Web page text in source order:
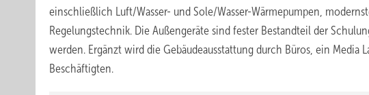
einschließlich Luft/Wasser- und Sole/Wasser-Wärmepumpen,
Regelungstechnik. Die Außengeräte sind fester Bestandteil der
werden. Ergänzt wird die Gebäudeausstattung durch Büros, ein
Beschäftigten.